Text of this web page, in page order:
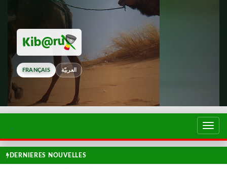
FRANÇAIS العربيّة
DERNIERES NOUVELLES